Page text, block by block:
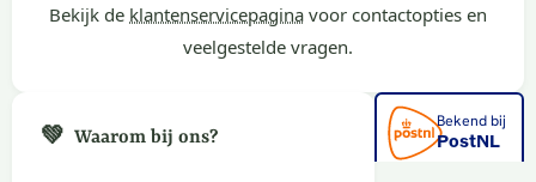
Bekijk de klantenservicepagina voor contactopties en
veelgestelde vragen.
💚 Waarom bij ons?